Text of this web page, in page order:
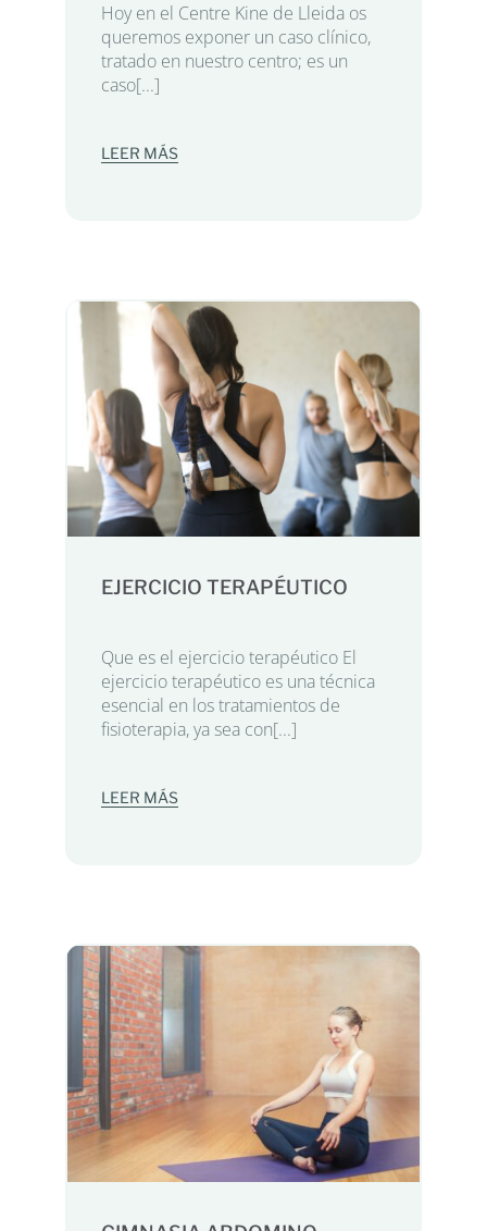
Hoy en el Centre Kine de Lleida os
queremos exponer un caso clínico,
tratado en nuestro centro; es un
caso[...]
LEER MÁS
EJERCICIO TERAPÉUTICO
Que es el ejercicio terapéutico El
ejercicio terapéutico es una técnica
esencial en los tratamientos de
fisioterapia, ya sea con[...]
LEER MÁS